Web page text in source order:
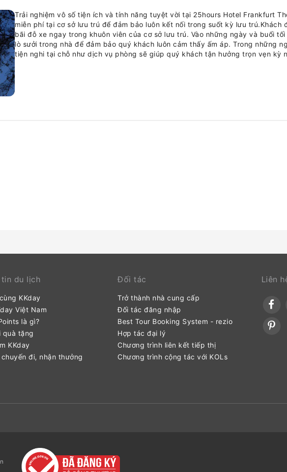
Trải nghiệm vô số tiện ích và tính năng tuyệt vời tại 25hours Hotel Frankfurt
miễn phí tại cơ sở lưu trú để đảm bảo luôn kết nối trong suốt kỳ lưu trú.Khách
bãi đỗ xe ngay trong khuôn viên của cơ sở lưu trú. Vào những ngày và buổi
lò sưởi trong nhà để đảm bảo quý khách luôn cảm thấy ấm áp. Trong những
tiện nghi tại chỗ như dịch vụ phòng sẽ giúp quý khách tận hưởng trọn vẹn kỳ
lưu trú cấm hút thuốc hoàn toàn. Để đảm bảo mức thư giãn tối đa, các phòng
tin du lịch
KKday
Việt Nam
là gì?
quà tặng
KKday
chuyến đi, nhận thưởng
Đối tác
Trở thành nhà cung cấp
Đối tác đăng nhập
Best Tour Booking System - rezio
Hợp tác đại lý
Chương trình liên kết tiếp thị
Chương trình cộng tác với KOLs
Liên